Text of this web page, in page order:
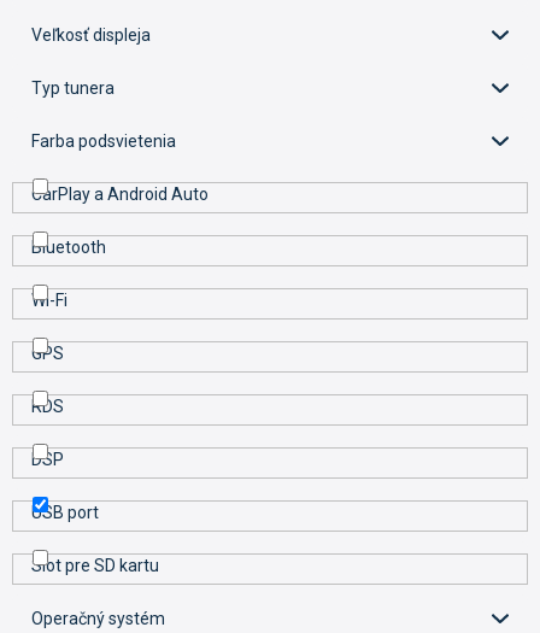
o
Veľkosť displeja
Typ tunera
Farba podsvietenia
CarPlay a Android Auto
Bluetooth
Wi-Fi
GPS
RDS
DSP
USB port
Slot pre SD kartu
Operačný systém